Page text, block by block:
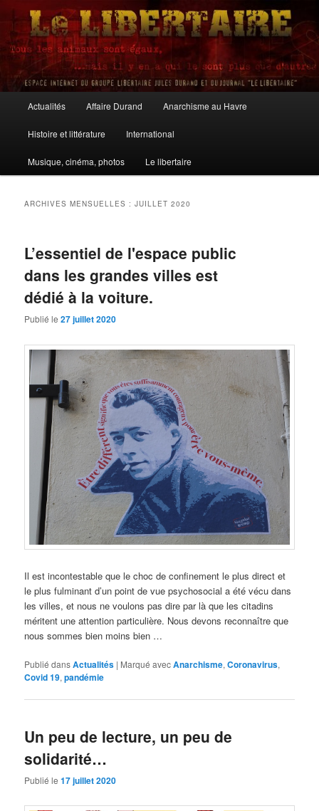
Aller
contenu
principal
Aller
contenu
secondaire
Le Libertaire
principal
Actualités Affaire Durand Anarchisme au Havre
Histoire et littérature International
Musique, cinéma, photos Le libertaire
ARCHIVES MENSUELLES :JUILLET 2020
L’essentiel de l'espace public
dans les grandes villes est
dédié à la voiture.
Publié le27 juillet 2020
Il est incontestable que le choc de confinement le plus direct et
le plus fulminant d’un point de vue psychosocial a été vécu dans
les villes, et nous ne voulons pas dire par là que les citadins
méritent une attention particulière. Nous devons reconnaître que
nous sommes bien moins bien …
Publié dansActualités | Marqué avecAnarchisme,Coronavirus,
Covid 19,pandémie
Un peu de lecture, un peu de
solidarité…
Publié le17 juillet 2020